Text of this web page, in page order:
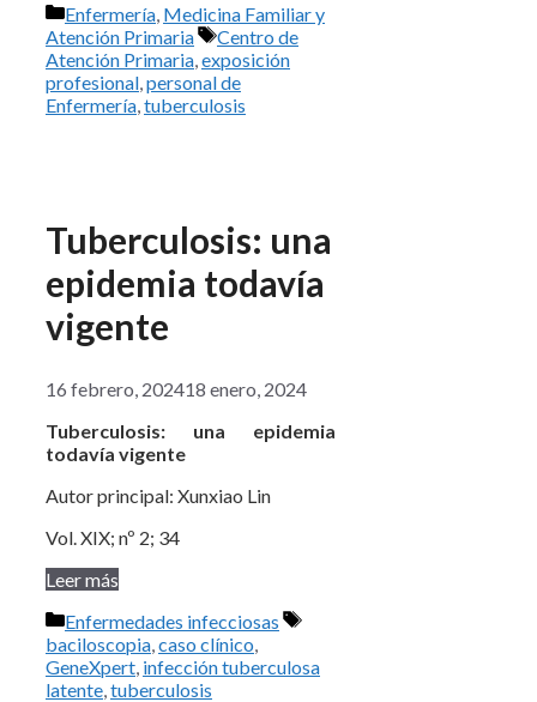
Categorías
Enfermería, Medicina Familiar y
Atención Primaria
Etiquetas
Centro de
Atención Primaria,exposición
profesional,personal de
Enfermería,tuberculosis
Tuberculosis: una
epidemia todavía
vigente
16 febrero, 202418 enero, 2024
Tuberculosis: una epidemia
todavía vigente
Autor principal: Xunxiao Lin
Vol. XIX; nº 2; 34
Leer más
Categorías
Enfermedades infecciosas
Etiquetas
baciloscopia caso clínico
GeneXpert infección tuberculosa
latente tuberculosis